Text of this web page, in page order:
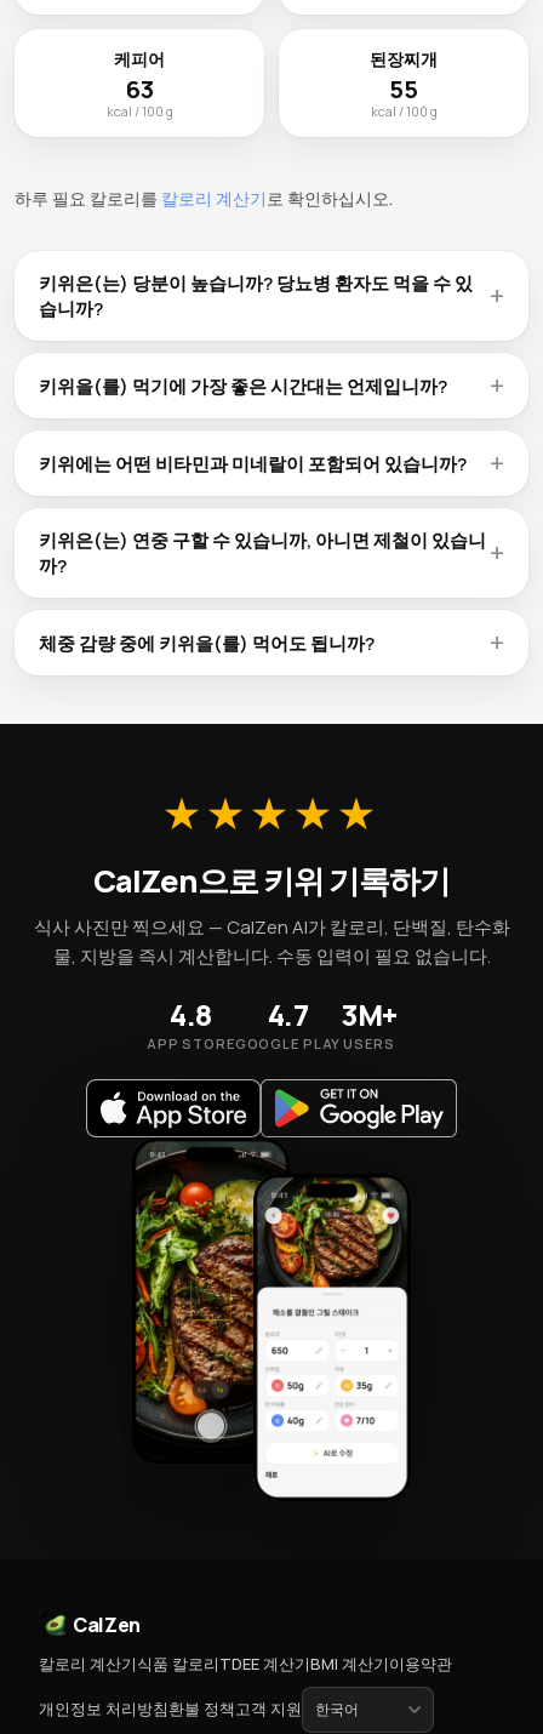
케피어
63
kcal / 100 g
된장찌개
55
kcal / 100 g
하루 필요 칼로리를 칼로리 계산기로 확인하십시오.
키위은(는) 당분이 높습니까? 당뇨병 환자도 먹을 수 있
습니까?
키위은(는) 100g당 14.7g의 탄수화물을 함유하고 있으며, 이
중 천연 당분이 포함되어 있습니다. 당뇨병 환자도 키위을(를)
니다. 단백질이나 건강한 지방과 함께 섭취하면 당분 흡수를 늦
출 수 있습니다.
키위을(를) 먹기에 가장 좋은 시간대는 언제입니까?
키위을(를) 먹기에 정해진 '최적의 시간'은 없습니다. 아침 에너
지 보충, 운동 30~60분 전 간식, 식후 건강한 디저트로 모두 적
수 있습니다.
키위에는 어떤 비타민과 미네랄이 포함되어 있습니까?
키위은(는) 필수 비타민과 미네랄의 천연 공급원입니다. 대부분
의 과일에는 비타민 C, 칼륨, 식이섬유(키위의 경우 100g당 3g)
가 풍부합니다. 전체 미량 영양소 정보는 위의 영양 성분표를 확
키위은(는) 연중 구할 수 있습니까, 아니면 제철이 있습니
까?
구매 가능 여부는 지역에 따라 다릅니다. 대부분의 매장에서는
글로벌 공급망 덕분에 키위을(를) 연중 구할 수 있지만, 제철에
체중 감량 중에 키위을(를) 먹어도 됩니까?
★★★★★
CalZen으로 키위 기록하기
식사 사진만 찍으세요 — CalZen AI가 칼로리, 단백질, 탄수화
물, 지방을 즉시 계산합니다. 수동 입력이 필요 없습니다.
4.8
APP STORE
4.7
GOOGLE PLAY
3M+
USERS
CalZen
칼로리 계산기식품 칼로리TDEE 계산기BMI 계산기이용약관
개인정보 처리방침환불 정책고객 지원